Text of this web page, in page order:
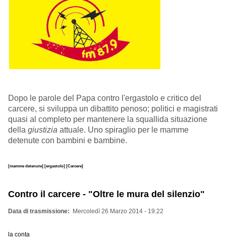
Dopo le parole del Papa contro l'ergastolo e critico del
carcere, si sviluppa un dibattito penoso; politici e magistrati
quasi al completo per mantenere la squallida situazione
della giustizia attuale. Uno spiraglio per le mamme
detenute con bambini e bambine.
[mamme detenute] [ergastolo] [Carcere]
Contro il carcere - "Oltre le mura del silenzio"
Data di trasmissione Mercoledì 26 Marzo 2014 - 19:22
la conta